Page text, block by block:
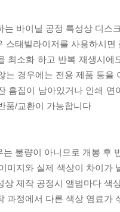
는 바이닐 공정 특성상 디스
스태빌라이저를 사용하시
최소화 하고 반복 재생시
는 경우에는 전용 제품 등
흠집이 남아있거나 인쇄
품/교환이 가능합니다
는 불량이 아니므로 개봉 후
미지와 실제 색상이 차이가
상 제작 공정시 앨범마다 색
과정에서 다른 색상 염료가